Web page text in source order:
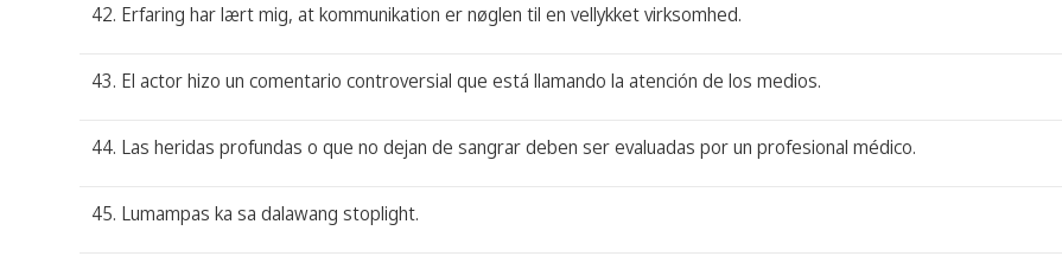
42. Erfaring har lært mig, at kommunikation er nøglen til en vellykket virksomhed.
43. El actor hizo un comentario controversial que está llamando la atención de los medios.
44. Las heridas profundas o que no dejan de sangrar deben ser evaluadas por un profesional médico.
45. Lumampas ka sa dalawang stoplight.